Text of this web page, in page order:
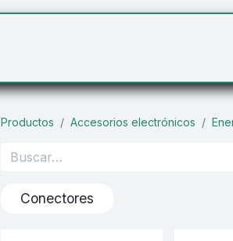
Productos Accesorios electrónicos
Conectores